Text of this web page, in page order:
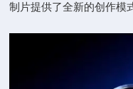
制片提供了全新的创作模